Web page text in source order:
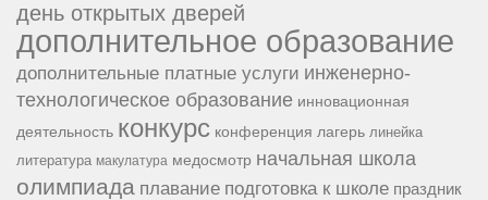
день открытых дверей
дополнительное образование
дополнительные платные услуги инженерно-
технологическое образование инновационная
деятельность конкурс конференция лагерь линейка
литература макулатура медосмотр начальная школа
олимпиада плавание подготовка к школе праздник